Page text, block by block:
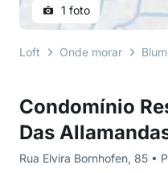
Condomínio
Das
Rua Elvira Bornhofen, 85 •
1 foto
Loft Onde morar